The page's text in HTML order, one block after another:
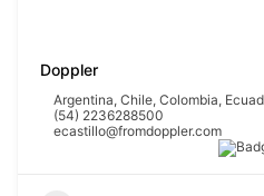
Doppler
Argentina, Chile, Colombia,
(54) 2236288500
ecastillo@fromdoppler.com